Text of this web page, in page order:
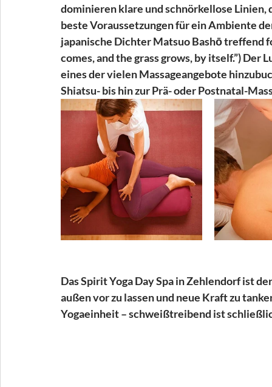
dominieren klare und schnörkellose Linien,
beste Voraussetzungen für ein Ambiente
japanische Dichter Matsuo Bashō treffend
comes, and the grass grows, by itself.”)
eines der vielen Massageangebote
Shiatsu- bis hin zur Prä- oder Postnatal-
Das Spirit Yoga Day Spa in Zehlendorf ist
außen vor zu lassen und neue Kraft zu
Yogaeinheit – schweißtreibend ist